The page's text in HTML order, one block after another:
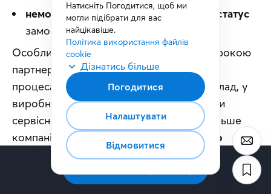
неможливість зрозуміти актуальний статус
замовлення в режимі реального часу.
Особливо це помітно у компаніях із широкою
партнерською мережею або складними
процесами ланцюга постачання, наприклад, у
виробництві, агросекторі, дистрибуції чи
сервісному бізнесі. Саме тому дедалі більше
компаній переходять до
моделі єдиного
цифрового середовища – B2B-порталів
, які
об’єднують комунікацію, документообіг,
замовлення та дані в одному просторі.